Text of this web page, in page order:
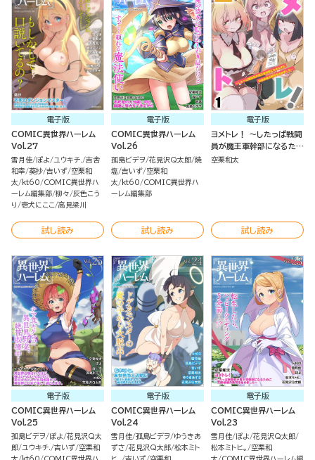
電子版
COMIC異世界ハーレム
Vol.27
雪月佳 ぽよ ユウキチ. 吉舎
和幸 葵抄 吉いず 空栗和
太
kt60
COMIC異世界ハ
ーレム編集部 柳々 灰色こう
り
壱犬にここ 高見梁川
試し読み
電子版
COMIC異世界ハーレム
Vol.26
孤島ビデヲ 花見沢Q太郎 焼
塩 吉いず 空栗和
太
kt60
COMIC異世界ハ
ーレム編集部
試し読み
電子版
ヨメトレ！ ～したっぱ戦闘
員が魔王軍幹部になるため
に花嫁候補の教育を始めま
空栗和太
試し読み
電子版
COMIC異世界ハーレム
Vol.25
孤島ビデヲ ぽよ 花見沢Q太
郎 ユウキチ. 吉いず 空栗和
電子版
COMIC異世界ハーレム
Vol.24
雪月佳 孤島ビデヲ
ゆうきあ
ずさ 花見沢Q太郎 松本ミト
電子版
COMIC異世界ハーレム
Vol.23
雪月佳 ぽよ 花見沢Q太郎
松本ミトヒ。
空栗和